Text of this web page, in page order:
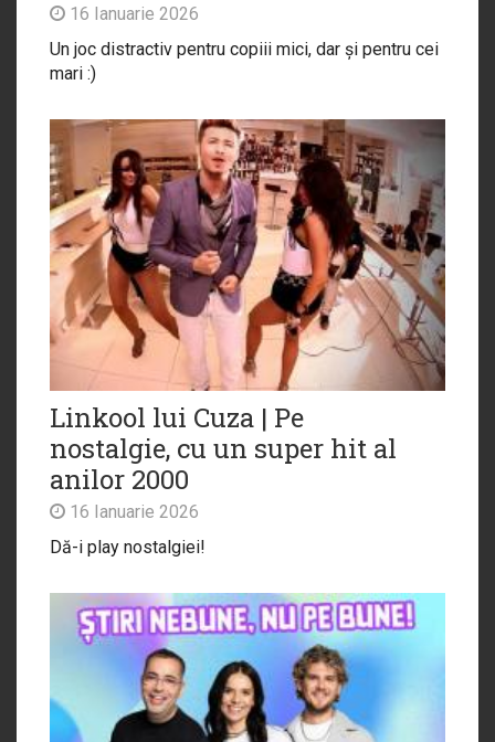
16 Ianuarie 2026
Un joc distractiv pentru copiii mici, dar și pentru cei
mari :)
Linkool lui Cuza | Pe
nostalgie, cu un super hit al
anilor 2000
16 Ianuarie 2026
Dă-i play nostalgiei!